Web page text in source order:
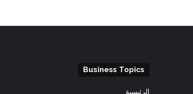
Business Topics
الرئيسية